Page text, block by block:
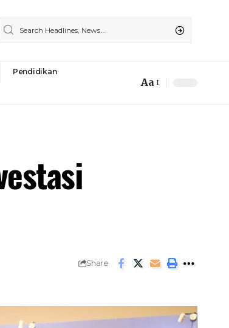
Pendidikan
Aa
Share